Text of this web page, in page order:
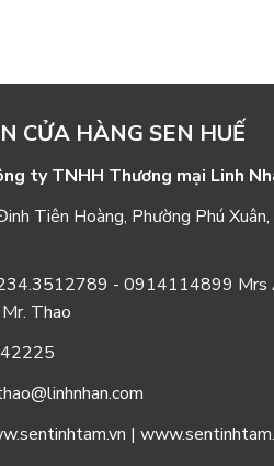
CỬA HÀNG SEN HUẾ
ty TNHH Thương mại Linh
Tiên Hoàng, Phường Phú Xuân,
- 0914114899 Mrs
Mr. Thao
|